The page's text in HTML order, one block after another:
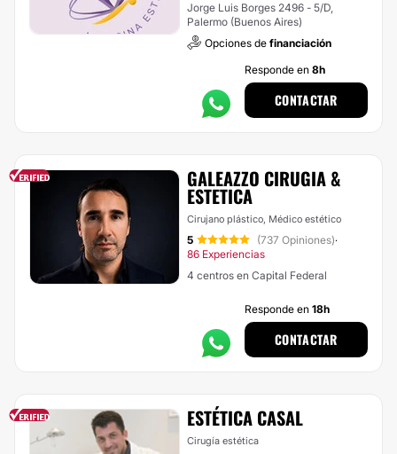
Jorge Luis Borges 2496 - 5/D,
Palermo (Buenos Aires)
Opciones de financiación
Responde en 8h
CONTACTAR
GALEAZZO CIRUGIA &
ESTETICA
Cirujano plástico, Médico estético
5 (737 Opiniones)·
86 Experiencias
4 centros en Capital Federal
Responde en 18h
CONTACTAR
ESTÉTICA CASAL
Cirugía estética